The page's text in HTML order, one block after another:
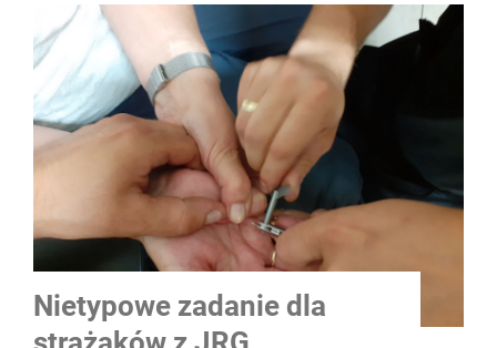
Nietypowe zadanie dla